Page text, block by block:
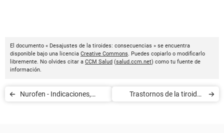
El documento « Desajustes de la tiroides: consecuencias » se encuentra
disponible bajo una licencia Creative Commons. Puedes copiarlo o modificarlo
libremente. No olvides citar a CCM Salud (salud.ccm.net) como tu fuente de
información.
Nurofen - Indicaciones,
Trastornos de la tiroides